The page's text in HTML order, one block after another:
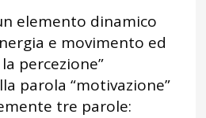
elemento dinamico
e movimento ed
percezione”
parola “motivazione”
tre parole: